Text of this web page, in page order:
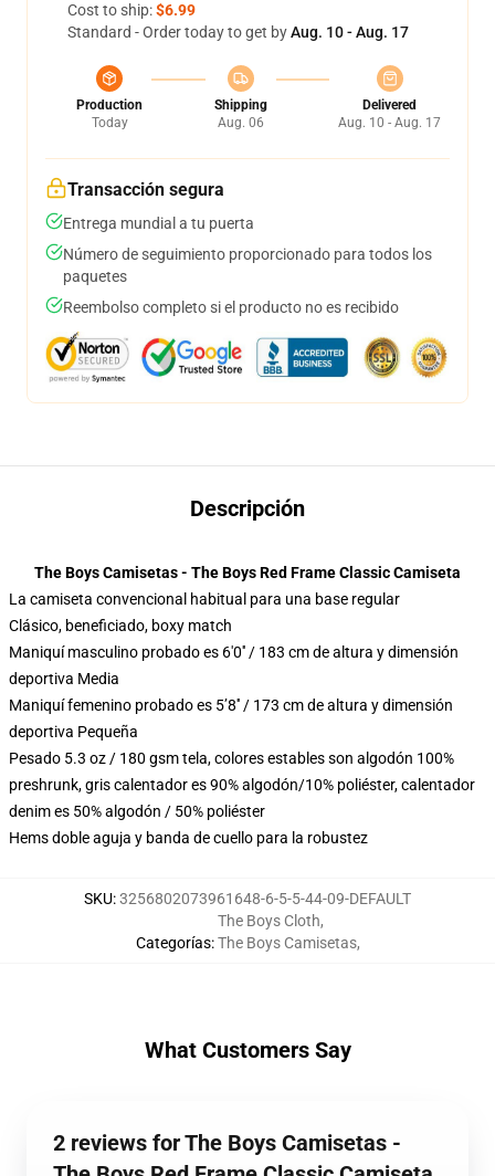
Cost to ship:$6.99
Standard - Order today to get byAug. 10 - Aug. 17
Production
Today
Shipping
Aug. 06
Delivered
Aug. 10 - Aug. 17
Transacción segura
Entrega mundial a tu puerta
Número de seguimiento proporcionado para todos los
paquetes
Reembolso completo si el producto no es recibido
Descripción
The Boys Camisetas - The Boys Red Frame Classic Camiseta
La camiseta convencional habitual para una base regular
Clásico, beneficiado, boxy match
Maniquí masculino probado es 6'0′′ / 183 cm de altura y dimensión
deportiva Media
Maniquí femenino probado es 5’8′′ / 173 cm de altura y dimensión
deportiva Pequeña
Pesado 5.3 oz / 180 gsm tela, colores estables son algodón 100%
preshrunk, gris calentador es 90% algodón/10% poliéster, calentador
denim es 50% algodón / 50% poliéster
Hems doble aguja y banda de cuello para la robustez
SKU:3256802073961648-6-5-5-44-09-DEFAULT
Categorías:
The Boys Cloth,
The Boys Camisetas,
What Customers Say
2 reviews for The Boys Camisetas -